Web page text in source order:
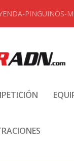
PINGUINOS-